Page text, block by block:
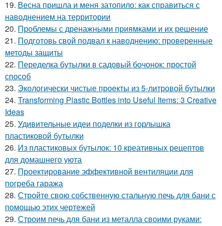
19. Весна пришла и меня затопило: как справиться с
наводнением на территории
20. Проблемы с дренажными приямками и их решение
21. Подготовь свой подвал к наводнению: проверенные
методы защиты
22. Переделка бутылки в садовый бочонок: простой
способ
23. Экологически чистые проекты из 5-литровой бутылки
24. Transforming Plastic Bottles into Useful Items: 3 Creative
Ideas
25. Удивительные идеи поделки из горлышка
пластиковой бутылки
26. Из пластиковых бутылок: 10 креативных рецептов
для домашнего уюта
27. Проектирование эффективной вентиляции для
погреба гаража
28. Стройте свою собственную стальную печь для бани с
помощью этих чертежей
29. Строим печь для бани из металла своими руками: